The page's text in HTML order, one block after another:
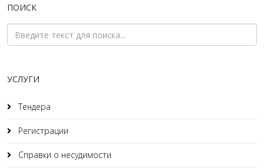
ПОИСК
УСЛУГИ
Тендера
Регистрации
Справки о несудимости